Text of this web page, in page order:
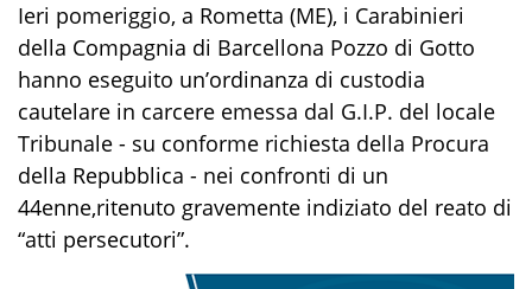
Ieri pomeriggio, a Rometta (ME), i Carabinieri
della Compagnia di Barcellona Pozzo di Gotto
hanno eseguito un’ordinanza di custodia
cautelare in carcere emessa dal G.I.P. del locale
Tribunale - su conforme richiesta della Procura
della Repubblica - nei confronti di un
44enne,ritenuto gravemente indiziato del reato di
“atti persecutori”.